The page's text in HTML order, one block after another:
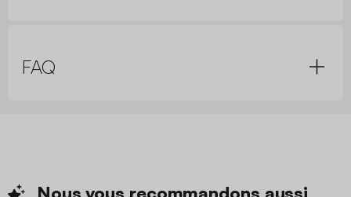
FAQ